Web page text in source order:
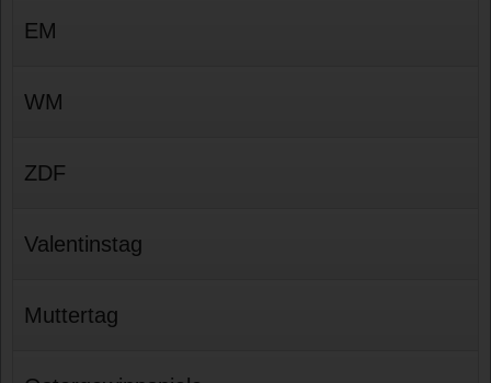
EM
WM
ZDF
Valentinstag
Muttertag